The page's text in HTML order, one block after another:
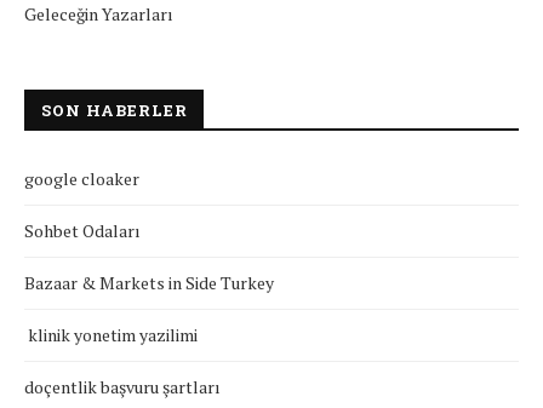
Geleceğin Yazarları
SON HABERLER
google cloaker
Sohbet Odaları
Bazaar & Markets in Side Turkey
klinik yonetim yazilimi
doçentlik başvuru şartları